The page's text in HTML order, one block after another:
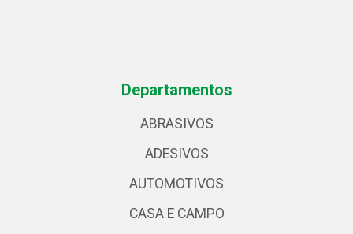
Departamentos
ABRASIVOS
ADESIVOS
AUTOMOTIVOS
CASA E CAMPO